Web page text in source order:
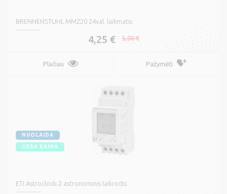
BRENNENSTUHL MMZ20 24val. laikmatis
4,25 € 5,00 €
Plačiau Pažymėti
NUOLAIDA
GERA KAINA
ETI Astroclock-2 astronominis laikrodis